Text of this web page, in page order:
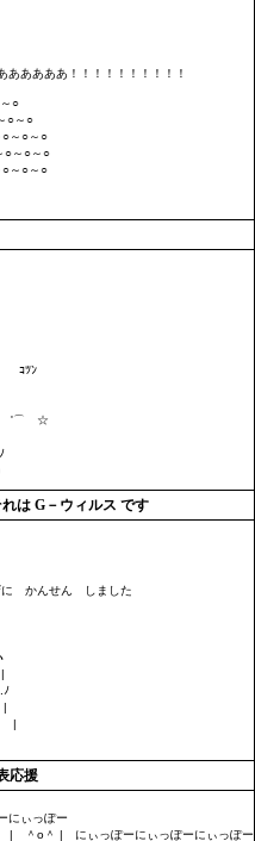
は G－ウィルス です
応援